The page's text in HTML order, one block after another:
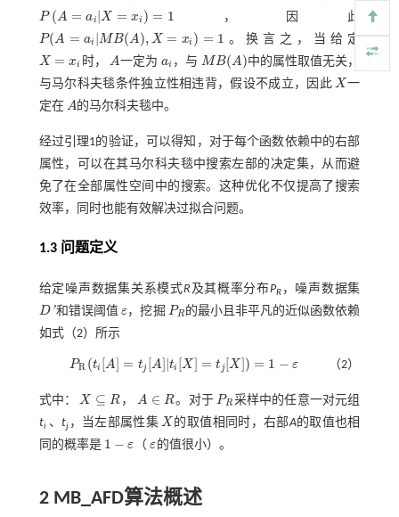
P (A = ai |X = xi ) = 1
PA =ai| X= xi= 1 ，因此
P(A = ai |MB(A), X = xi ) = 1
P(A=a i|MB A),X=xi)=1 。换言之，当给定
X = xi
X= xi 时， A
A 一定为 ai
ai ，与 MB(A)
MB(A)
中的属性取值无关，
与马尔科夫毯条件独立性相违背，假设不成立，因此 X
X 一
定在 A
A 的马尔科夫毯中。
经过引理1的验证，可以得知，对于每个函数依赖中的右部
属性，可以在其马尔科夫毯中搜索左部的决定集，从而避
免了在全部属性空间中的搜索。这种优化不仅提高了搜索
效率，同时也能有效解决过拟合问题。
1.3 问题定义
给定噪声数据集关系模式R及其概率分布PR，噪声数据集
D'
D' 和错误阈值 ε
ε，挖掘 PR
PR 的最小且非平凡的近似函数依赖
如式（2） 所示
PR (ti [A] = tj [A]|ti [X] = t j [X]) = 1 − ε
PR( t[A ]=t [A] |t [X] tj[ X])= 1-ε （2）
式中： X ⊆ R
X⊆R ， A ∈ R
A∈R 。对于 PR
PR 采样中的任意一对元组
ti、tj ，当左部属性集 X
X 的取值相同时，右部A的取值也相
同的概率是 1 − ε
1- ε （ ε
ε 的值很小）。
2 MB_AFD算法概述